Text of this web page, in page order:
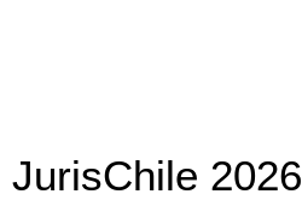
JurisChile 2026